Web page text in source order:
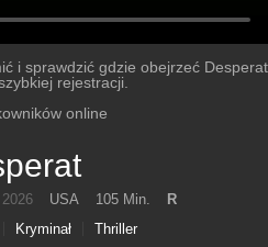
i sprawdzić gdzie obejrzeć Desperat
rejestracji.
online
USA 105 Min.
R
Kryminał Thriller